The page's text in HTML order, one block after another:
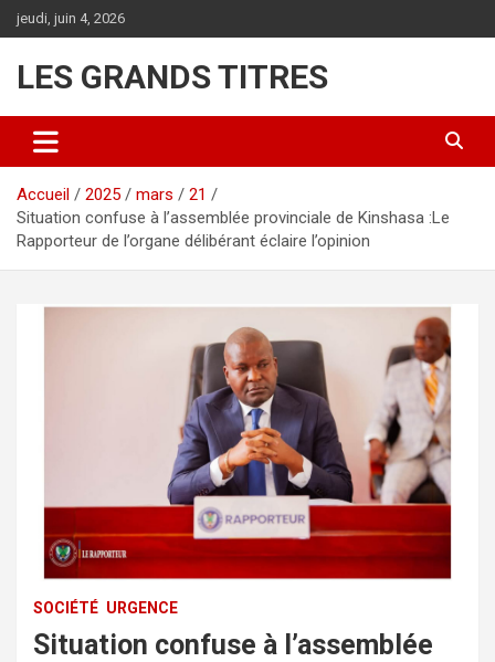
Aller
au
jeudi, juin 4, 2026
LES GRANDS TITRES
Accueil 2025 mars
21
Situation confuse à l’assemblée provinciale de Kinshasa :Le
Rapporteur de l’organe délibérant éclaire l’opinion
SOCIÉTÉ URGENCE
Situation confuse à l’assemblée